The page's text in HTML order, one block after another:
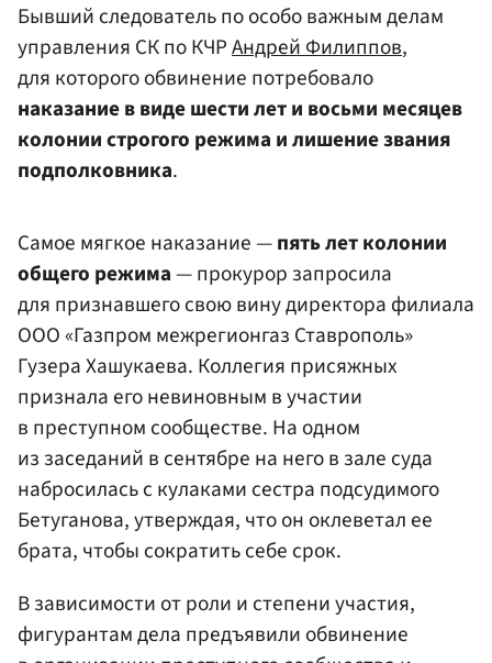
Бывший следователь по особо важным делам
управления СК по КЧРАндрей Филиппов,
для которого обвинение потребовало
наказание в виде шести лет и восьми месяцев
колонии строгого режима и лишение звания
подполковника.
Самое мягкое наказание —пять лет колонии
общего режима— прокурор запросила
для признавшего свою вину директора филиала
ООО «Газпром межрегионгаз Ставрополь»
Гузера Хашукаева. Коллегия присяжных
признала его невиновным в участии
в преступном сообществе. На одном
из заседаний в сентябре на него в зале суда
набросилась с кулаками сестра подсудимого
Бетуганова, утверждая, что он оклеветал ее
брата, чтобы сократить себе срок.
В зависимости от роли и степени участия,
фигурантам дела предъявили обвинение